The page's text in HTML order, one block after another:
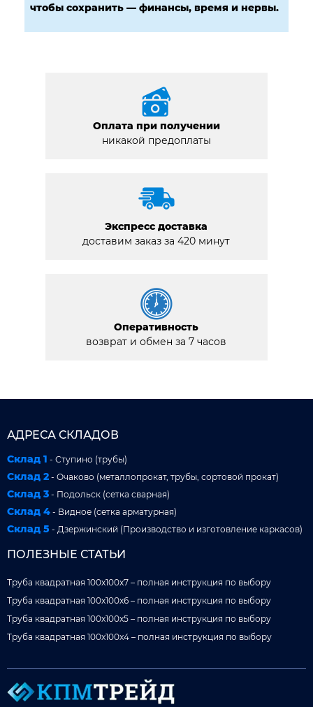
чтобы сохранить — финансы, время и нервы.
Оплата при получении
никакой предоплаты
Экспресс доставка
доставим заказ за 420 минут
Оперативность
возврат и обмен за 7 часов
АДРЕСА СКЛАДОВ
Склад 1 - Ступино (трубы)
Склад 2 - Очаково (металлопрокат, трубы, сортовой прокат)
Склад 3 - Подольск (сетка сварная)
Склад 4 - Видное (сетка арматурная)
Склад 5 - Дзержинский (Производство и изготовление каркасов)
ПОЛЕЗНЫЕ СТАТЬИ
Труба квадратная 100x100x7 – полная инструкция по выбору
Труба квадратная 100x100x6 – полная инструкция по выбору
Труба квадратная 100x100x5 – полная инструкция по выбору
Труба квадратная 100x100x4 – полная инструкция по выбору